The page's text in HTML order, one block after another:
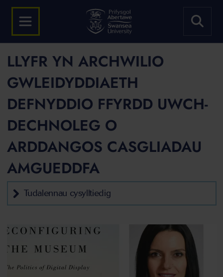
LLYFR YN ARCHWILIO
GWLEIDYDDIAETH
DEFNYDDIO FFYRDD UWCH-
DECHNOLEG O
ARDDANGOS CASGLIADAU
AMGUEDDFA
Tudalennau cysylltiedig